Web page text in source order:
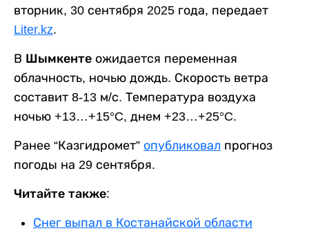
вторник, 30 сентября 2025 года, передает
Liter.kz.
В Шымкенте ожидается переменная
облачность, ночью дождь. Скорость ветра
составит 8-13 м/с. Температура воздуха
ночью +13…+15°C, днем +23…+25°C.
Ранее “Казгидромет” опубликовал прогноз
погоды на 29 сентября.
Читайте также:
Снег выпал в Костанайской области